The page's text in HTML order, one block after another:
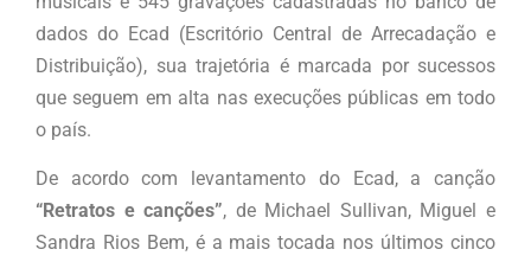
dados do Ecad (Escritório Central de Arrecadação e
Distribuição), sua trajetória é marcada por sucessos
que seguem em alta nas execuções públicas em todo
o país.
De acordo com levantamento do Ecad, a canção
“Retratos e canções”, de Michael Sullivan, Miguel e
Sandra Rios Bem, é a mais tocada nos últimos cinco